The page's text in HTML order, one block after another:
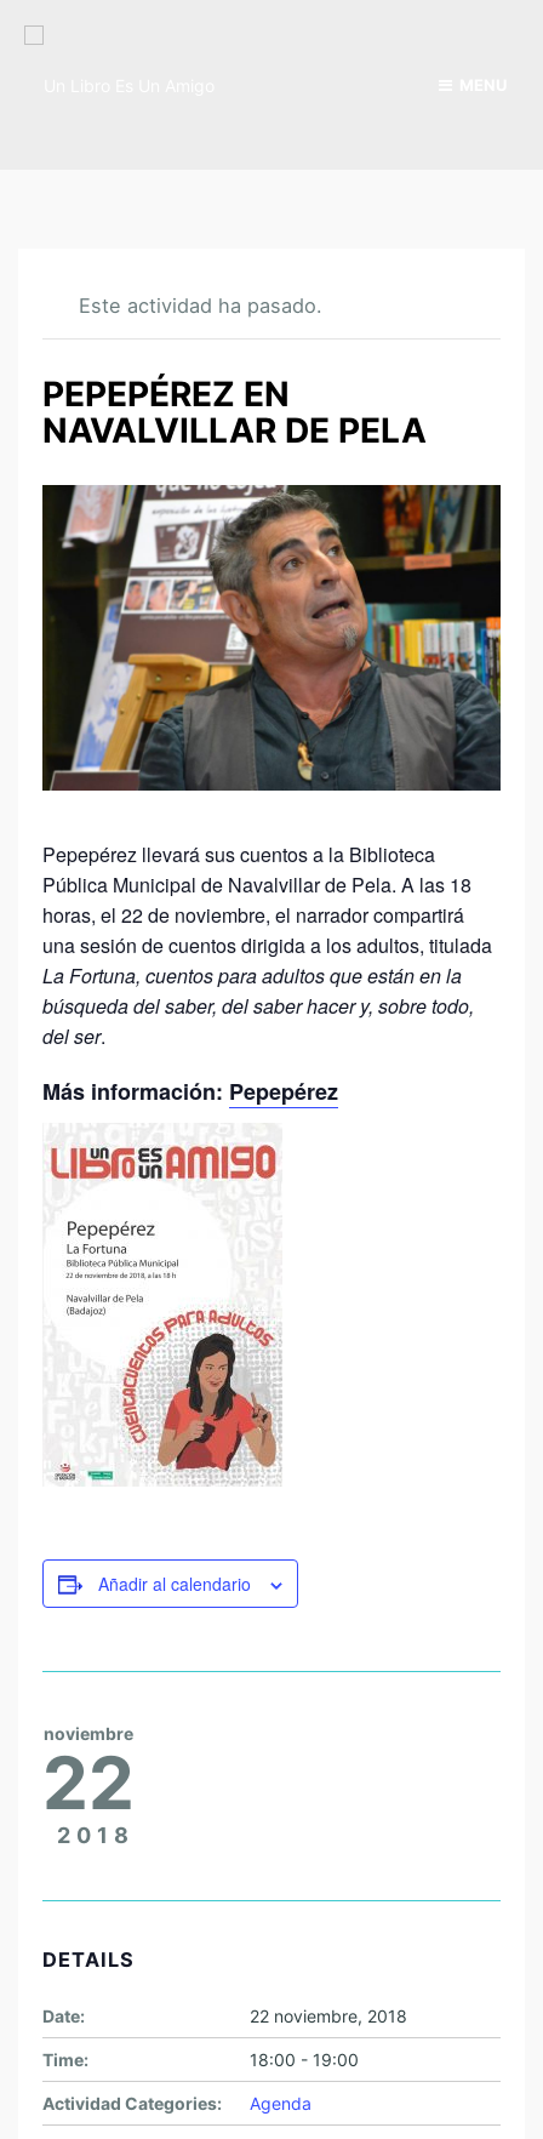
Este actividad ha pasado.
PEPEPÉREZ EN
NAVALVILLAR DE PELA
Pepepérez llevará sus cuentos a la Biblioteca
Pública Municipal de Navalvillar de Pela. A las 18
horas, el 22 de noviembre, el narrador compartirá
una sesión de cuentos dirigida a los adultos, titulada
La Fortuna, cuentos para adultos que están en la
búsqueda del saber, del saber hacer y, sobre todo,
del ser.
Más información: Pepepérez
Añadir al calendario
noviembre
22
2018
DETAILS
Date: 22 noviembre, 2018
Time: 18:00 - 19:00
Actividad Categories: Agenda